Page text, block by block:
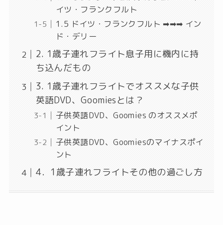
イツ・フランクフルト
1.5 ドイツ・フランクフルト ➡➡➡ イン
ド・デリー
2. 1歳子連れフライト息子用に機内に持
ち込んだもの
3. 1歳子連れフライトでオススメな子供
英語DVD、Goomiesとは？
子供英語DVD、Goomies のオススメポ
イント
子供英語DVD、Goomiesのマイナスポイ
ント
4．1歳子連れフライトその他の過ごし方